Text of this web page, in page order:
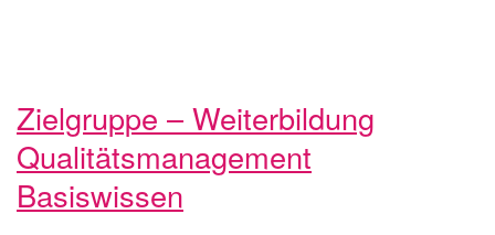
Zielgruppe – Weiterbildung
Qualitätsmanagement
Basiswissen